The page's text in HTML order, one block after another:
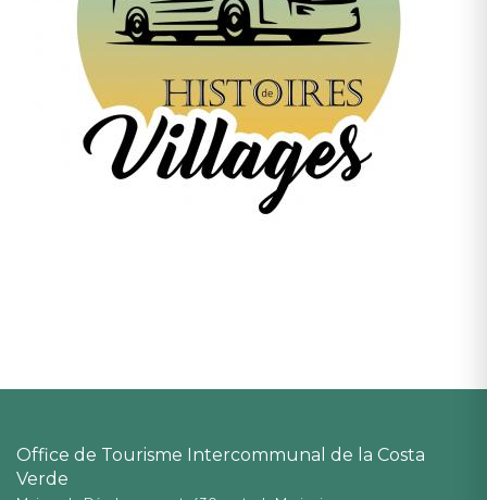
Office de Tourisme Intercommunal de la Costa
Verde